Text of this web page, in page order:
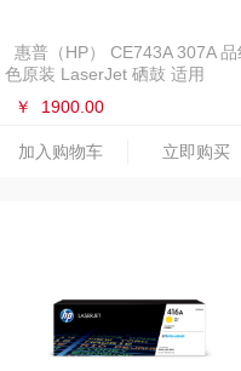
惠普（HP） CE743A 307A 品
色原装 LaserJet 硒鼓 适用
￥ 1900.00
加入购物车 立即购买